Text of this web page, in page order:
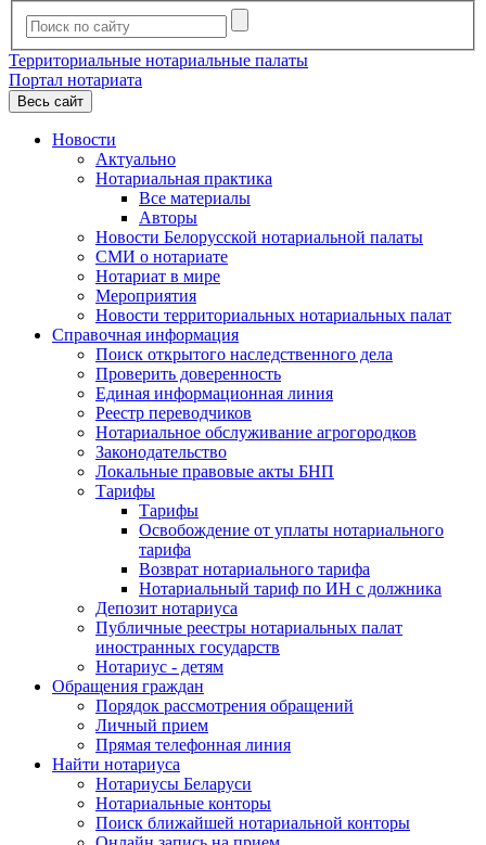
Территориальные нотариальные палаты
Портал нотариата
Весь сайт
Новости
Актуально
Нотариальная практика
Все материалы
Авторы
Новости Белорусской нотариальной палаты
СМИ о нотариате
Нотариат в мире
Мероприятия
Новости территориальных нотариальных палат
Справочная информация
Поиск открытого наследственного дела
Проверить доверенность
Единая информационная линия
Реестр переводчиков
Нотариальное обслуживание агрогородков
Законодательство
Локальные правовые акты БНП
Тарифы
Тарифы
Освобождение от уплаты нотариального
тарифа
Возврат нотариального тарифа
Нотариальный тариф по ИН с должника
Депозит нотариуса
Публичные реестры нотариальных палат
иностранных государств
Нотариус - детям
Обращения граждан
Порядок рассмотрения обращений
Личный прием
Прямая телефонная линия
Найти нотариуса
Нотариусы Беларуси
Нотариальные конторы
Поиск ближайшей нотариальной конторы